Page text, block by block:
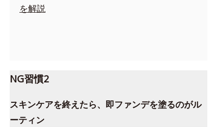
を解説
NG習慣2
スキンケアを終えたら、即ファンデを塗るのがル
ーティン